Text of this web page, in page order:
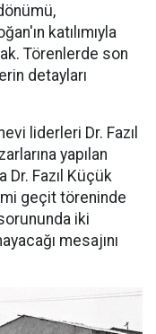
katılımıyla
Törenlerde son
detayları
liderleri Dr. Fazıl
yapılan
Dr. Fazıl Küçük
geçit töreninde
sorununda iki
mesajını